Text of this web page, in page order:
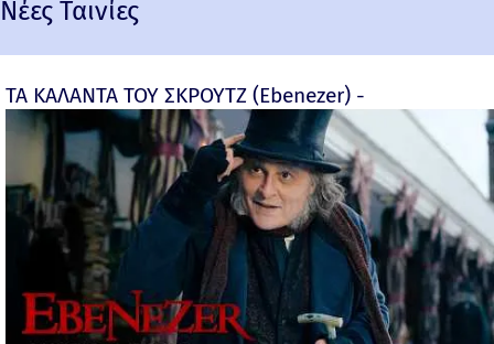
Νέες Ταινίες
ΤΑ ΚΑΛΑΝΤΑ ΤΟΥ ΣΚΡΟΥΤΖ (Ebenezer) -